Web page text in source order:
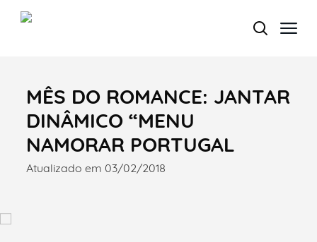
Termo de Pesquisa
MÊS DO ROMANCE: JANTAR
DINÂMICO “MENU
NAMORAR PORTUGAL
Atualizado em 03/02/2018